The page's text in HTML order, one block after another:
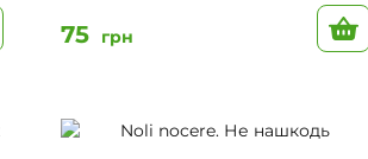
До кошику
75 грн